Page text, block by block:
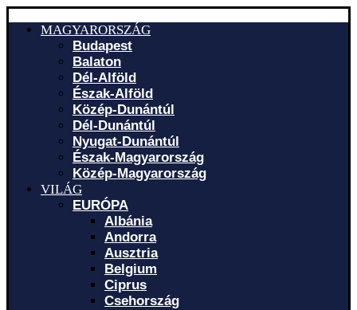
MAGYARORSZÁG
Budapest
Balaton
Dél-Alföld
Észak-Alföld
Közép-Dunántúl
Dél-Dunántúl
Nyugat-Dunántúl
Észak-Magyarország
Közép-Magyarország
VILÁG
EURÓPA
Albánia
Andorra
Ausztria
Belgium
Ciprus
Csehország